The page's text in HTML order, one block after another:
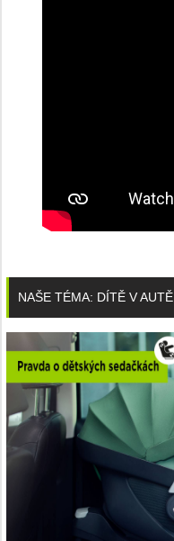
NAŠE TÉMA: DÍTĚ V AUTĚ